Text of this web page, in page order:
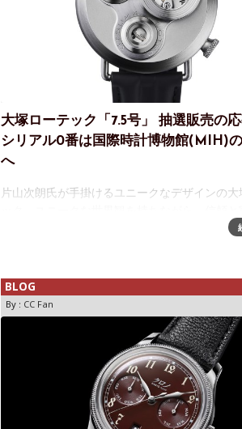
大塚ローテック「7.5号」 抽選販売の
シリアル0番は国際時計博物館(MIH)
へ
片山次朗氏が手掛けるユニークなデザインの大
ヨタベースムーブメントに考案したオリジナル
BLOG
By : CC Fan